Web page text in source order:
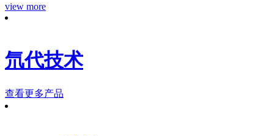
view more
氘代技术
查看更多产品